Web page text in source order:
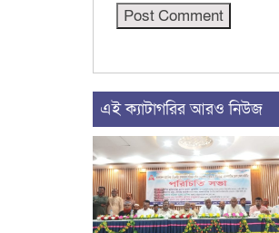
এই ক্যাটাগরির আরও নিউজ